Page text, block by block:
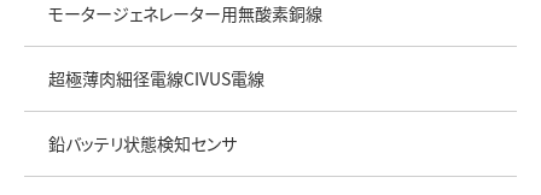
モータージェネレーター用無酸素銅線
超極薄肉細径電線CIVUS電線
鉛バッテリ状態検知センサ